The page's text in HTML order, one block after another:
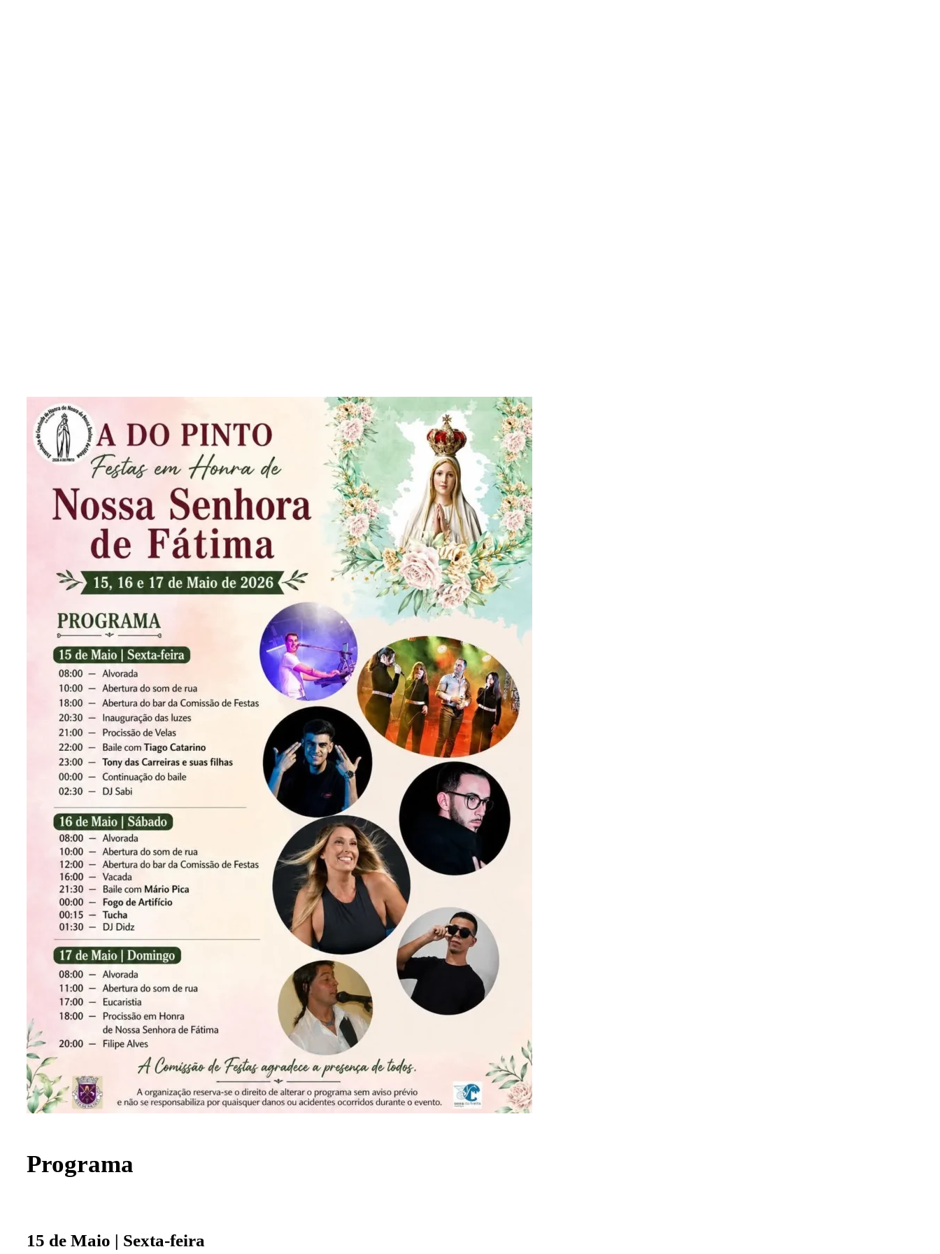
Programa
15 de Maio | Sexta-feira